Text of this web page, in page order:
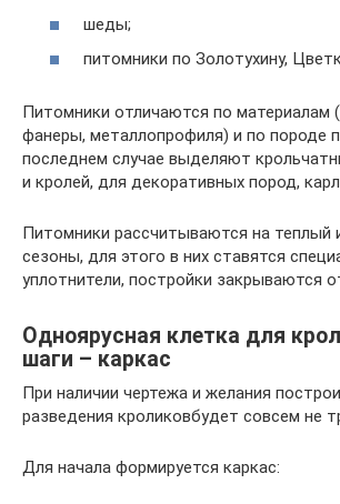
шеды;
питомники по Золотухину,
Питомники отличаются по материалам
фанеры, металлопрофиля) и по породе
последнем случае выделяют
и кролей, для декоративных пород,
Питомники рассчитываются на теплый
сезоны, для этого в них ставятся
уплотнители, постройки закрываются
Одноярусная клетка для
шаги – каркас
При наличии чертежа и желания
разведения кроликовбудет совсем не
Для начала формируется каркас: